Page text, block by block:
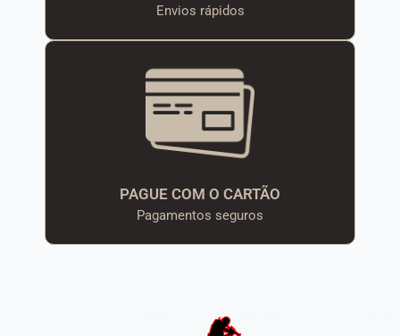
Envios rápidos
PAGUE COM O CARTÃO
Pagamentos seguros